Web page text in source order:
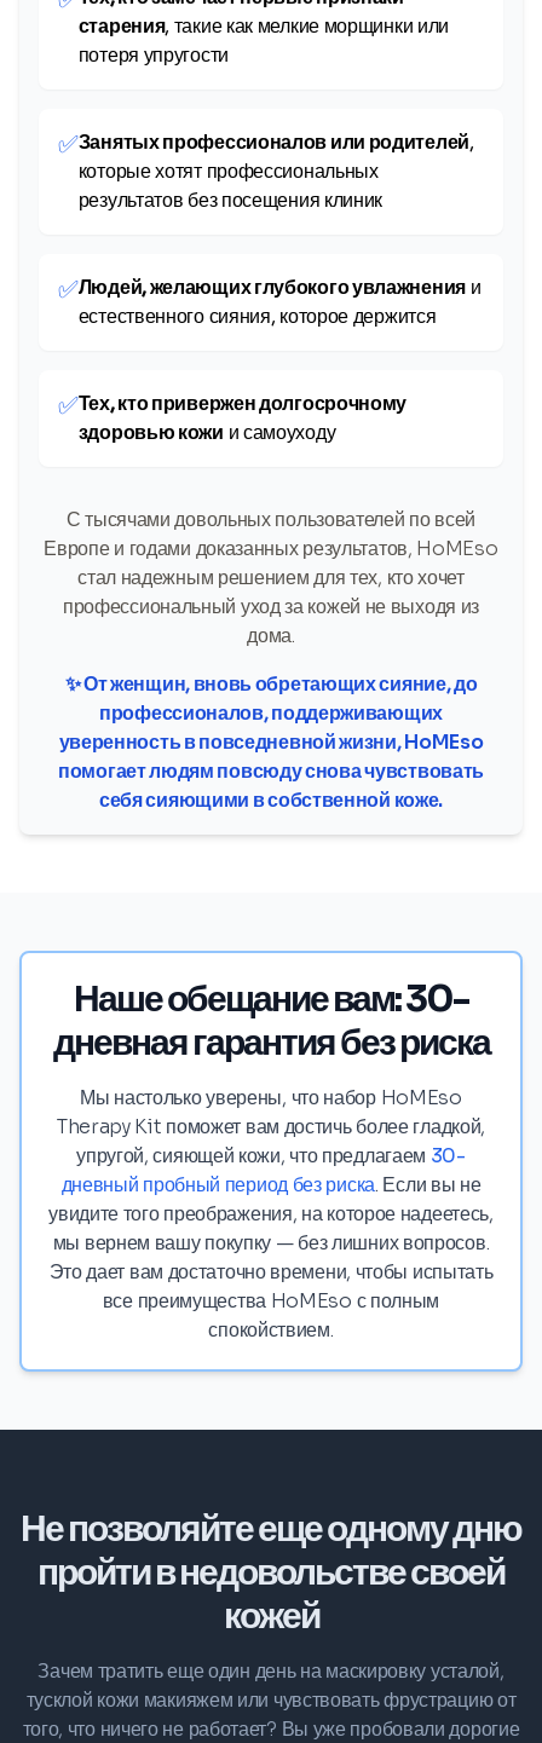
старения, такие как мелкие морщинки или
потеря упругости
✅Занятых профессионалов или родителей,
которые хотят профессиональных
результатов без посещения клиник
✅Людей, желающих глубокого увлажненияи
естественного сияния, которое держится
✅Тех, кто привержен долгосрочному
здоровью кожи и самоуходу
С тысячами довольных пользователей по всей
Европе и годами доказанных результатов, HoMEso
стал надежным решением для тех, кто хочет
профессиональный уход за кожей не выходя из
дома.
✨ От женщин, вновь обретающих сияние, до
профессионалов, поддерживающих
уверенность в повседневной жизни, HoMEso
помогает людям повсюду снова чувствовать
себя сияющими в собственной коже.
Наше обещание вам: 30-
дневная гарантия без риска
Мы настолько уверены, что набор HoMEso
Therapy Kit поможет вам достичь более гладкой,
упругой, сияющей кожи, что предлагаем 30-
дневный пробный период без риска. Если вы не
увидите того преображения, на которое надеетесь,
мы вернем вашу покупку — без лишних вопросов.
Это дает вам достаточно времени, чтобы испытать
все преимущества HoMEso с полным
спокойствием.
Не позволяйте еще одному дню
пройти в недовольстве своей
кожей
Зачем тратить еще один день на маскировку усталой,
тусклой кожи макияжем или чувствовать фрустрацию от
того, что ничего не работает? Вы уже пробовали дорогие